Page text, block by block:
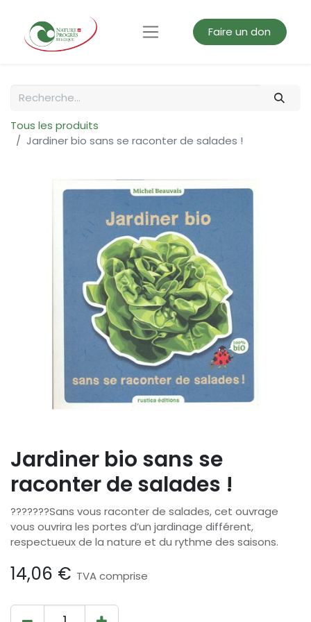
Faire un don
Tous les produits
Jardiner bio sans se raconter de salades !
Jardiner bio sans se
raconter de salades !
???????Sans vous raconter de salades, cet ouvrage
vous ouvrira les portes d’un jardinage différent,
respectueux de la nature et du rythme des saisons.
14,06 € TVA comprise